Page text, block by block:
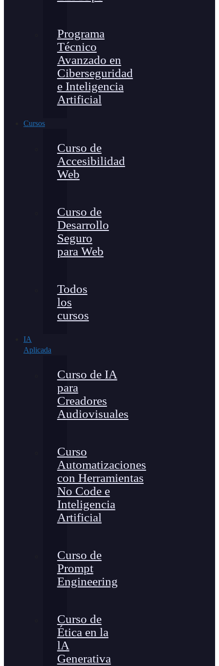
Programa
Técnico
Avanzado en
Ciberseguridad
e Inteligencia
Artificial
Cursos
Curso de
Accesibilidad
Web
Curso de
Desarrollo
Seguro
para Web
Todos
los
cursos
IA
Aplicada
Curso de IA
para
Creadores
Audiovisuales
Curso
Automatizaciones
con Herramientas
No Code e
Inteligencia
Artificial
Curso de
Prompt
Engineering
Curso de
Ética en la
lA
Generativa